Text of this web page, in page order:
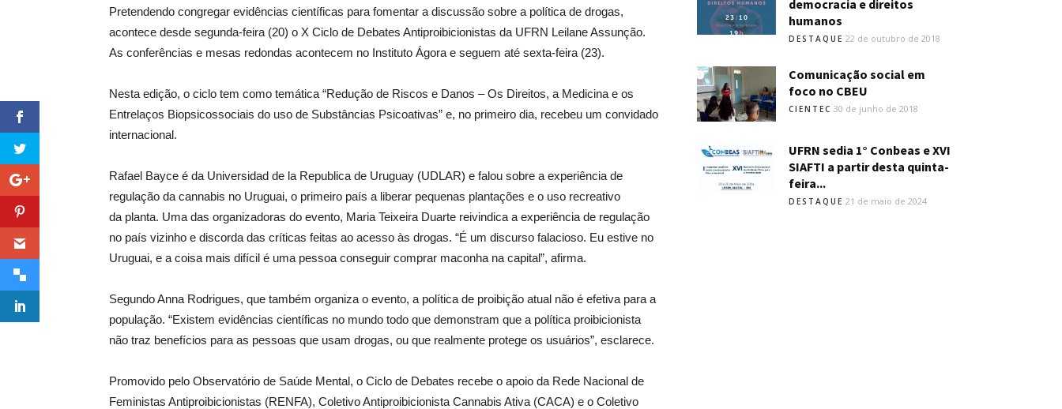
Pretendendo congregar evidências científicas para fomentar a discussão sobre a política de drogas,
acontece desde segunda-feira (20) o X Ciclo de Debates Antiproibicionistas da UFRN Leilane Assunção.
As conferências e mesas redondas acontecem no Instituto Ágora e seguem até sexta-feira (23).
Nesta edição, o ciclo tem como temática “Redução de Riscos e Danos – Os Direitos, a Medicina e os
Entrelaços Biopsicossociais do uso de Substâncias Psicoativas” e, no primeiro dia, recebeu um convidado
internacional.
Rafael Bayce é da Universidad de la Republica de Uruguay (UDLAR) e falou sobre a experiência de
regulação da cannabis no Uruguai, o primeiro país a liberar pequenas plantações e o uso recreativo
da planta. Uma das organizadoras do evento, Maria Teixeira Duarte reivindica a experiência de regulação
no país vizinho e discorda das críticas feitas ao acesso às drogas. “É um discurso falacioso. Eu estive no
Uruguai, e a coisa mais difícil é uma pessoa conseguir comprar maconha na capital”, afirma.
Segundo Anna Rodrigues, que também organiza o evento, a política de proibição atual não é efetiva para a
população. “Existem evidências científicas no mundo todo que demonstram que a política proibicionista
não traz benefícios para as pessoas que usam drogas, ou que realmente protege os usuários”, esclarece.
Promovido pelo Observatório de Saúde Mental, o Ciclo de Debates recebe o apoio da Rede Nacional de
Feministas Antiproibicionistas (RENFA), Coletivo Antiproibicionista Cannabis Ativa (CACA) e o Coletivo
democracia e direitos
humanos
DESTAQUE 22 de outubro de 2018
Comunicação social em
foco no CBEU
CIENTEC 30 de junho de 2018
UFRN sedia 1° Conbeas e XVI
SIAFTI a partir desta quinta-
feira...
DESTAQUE 21 de maio de 2024